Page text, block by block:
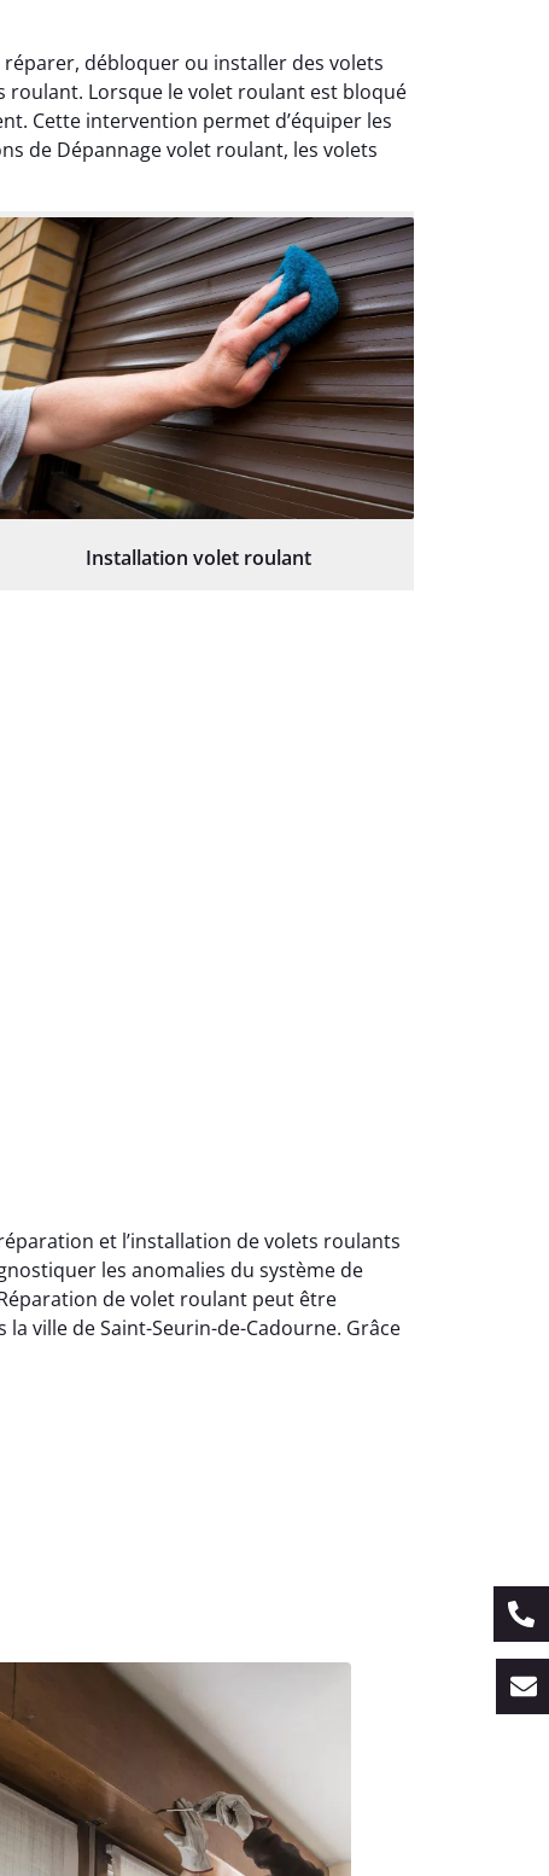
débloquer ou installer des volets
roulant. Lorsque le volet roulant est bloqué
Cette intervention permet d’équiper les
de Dépannage volet roulant, les volets
Installation volet roulant
et l’installation de volets roulants
les anomalies du système de
de volet roulant peut être
ville de Saint-Seurin-de-Cadourne. Grâce